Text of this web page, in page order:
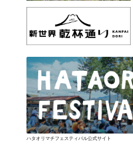
ハタオリマチフェスティバル公式サイト